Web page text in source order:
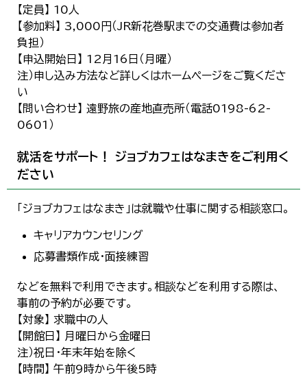
【定員】 10人
【参加料】 3,000円（JR新花巻駅までの交通費は参加者
負担）
【申込開始日】 12月16日（月曜）
注）申し込み方法など詳しくはホームページをご覧くださ
い
【問い合わせ】 遠野旅の産地直売所（電話0198-62-
0601）
就活をサポート！ ジョブカフェはなまきをご利用く
ださい
「ジョブカフェはなまき」は就職や仕事に関する相談窓口。
キャリアカウンセリング
応募書類作成・面接練習
などを無料で利用できます。相談などを利用する際は、
事前の予約が必要です。
【対象】 求職中の人
【開館日】 月曜日から金曜日
注）祝日・年末年始を除く
【時間】 午前9時から午後5時